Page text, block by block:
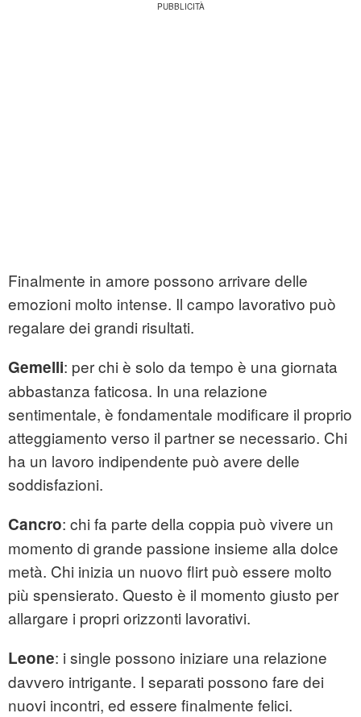
Finalmente in amore possono arrivare delle
emozioni molto intense. Il campo lavorativo può
regalare dei grandi risultati.
Gemelli: per chi è solo da tempo è una giornata
abbastanza faticosa. In una relazione
sentimentale, è fondamentale modificare il proprio
atteggiamento verso il partner se necessario. Chi
ha un lavoro indipendente può avere delle
soddisfazioni.
Cancro: chi fa parte della coppia può vivere un
momento di grande passione insieme alla dolce
metà. Chi inizia un nuovo flirt può essere molto
più spensierato. Questo è il momento giusto per
allargare i propri orizzonti lavorativi.
Leone: i single possono iniziare una relazione
davvero intrigante. I separati possono fare dei
nuovi incontri, ed essere finalmente felici.